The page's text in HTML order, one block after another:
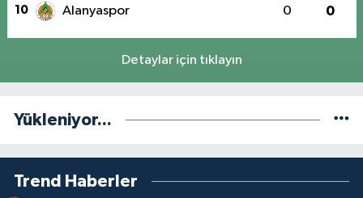
10 Alanyaspor 0 0
Detaylar için tıklayın
Yükleniyor...
Trend Haberler